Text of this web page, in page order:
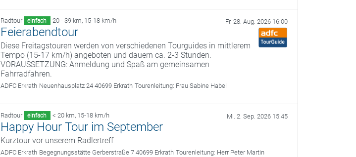
Radtour einfach 20 - 39 km, 15-18 km/h Fr. 28. Aug. 2026 16:00
Feierabendtour
Diese Freitagstouren werden von verschiedenen Tourguides in mittlerem
Tempo (15-17 km/h) angeboten und dauern ca. 2-3 Stunden.
VORAUSSETZUNG: Anmeldung und Spaß am gemeinsamen
Fahrradfahren.
ADFC Erkrath Neuenhausplatz 24 40699 Erkrath Tourenleitung: Frau Sabine Habel
Radtour einfach < 20 km, 15-18 km/h Mi. 2. Sep. 2026 15:45
Happy Hour Tour im September
Kurztour vor unserem Radlertreff
ADFC Erkrath Begegnungsstätte Gerberstraße 7 40699 Erkrath Tourenleitung: Herr Peter Martin